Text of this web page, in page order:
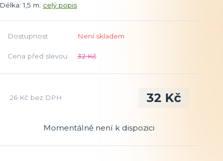
Délka: 1,5 m. celý popis
Dostupnost Není skladem
Cena před slevou 32 Kč
32 Kč
26 Kč bez DPH
Momentálně není k dispozici